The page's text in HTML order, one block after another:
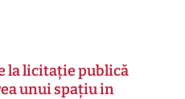
la licitație publică
unui spațiu in